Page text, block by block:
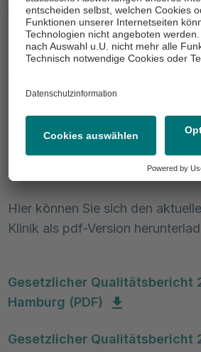
für sich und Ihre Gesundheit
Gesetzlicher
Informationen zu ihrem
der Krankenhäuser. Sie
Klinik, zum
Personalausstattung und vieles
Hier können Sie sich den
Klinik als pdf-Version
Gesetzlicher Qualitätsbericht
Hamburg (PDF)
Gesetzlicher Qualitätsbericht